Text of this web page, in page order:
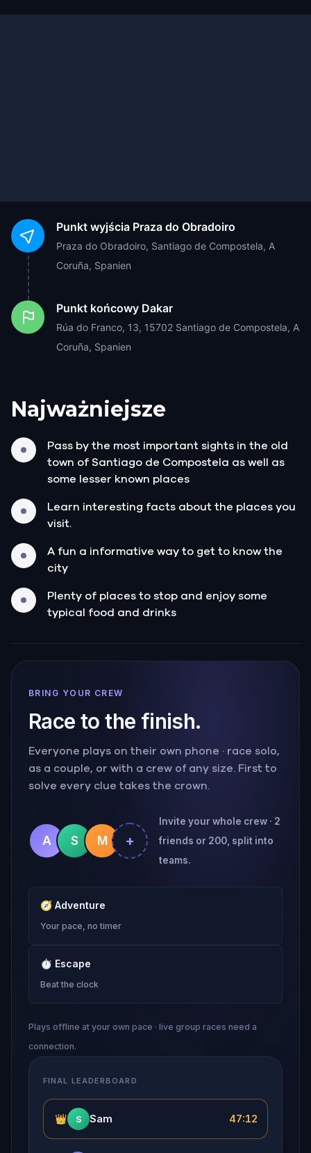
Punkt wyjścia Praza do Obradoiro
Praza do Obradoiro, Santiago de Compostela, A
Coruña, Spanien
Punkt końcowy Dakar
Rúa do Franco, 13, 15702 Santiago de Compostela, A
Coruña, Spanien
Najważniejsze
Pass by the most important sights in the old
town of Santiago de Compostela as well as
some lesser known places
Learn interesting facts about the places you
visit.
A fun a informative way to get to know the
city
Plenty of places to stop and enjoy some
typical food and drinks
BRING YOUR CREW
Race to the finish.
Everyone plays on their own phone · race solo,
as a couple, or with a crew of any size. First to
solve every clue takes the crown.
A S M +
Invite your whole crew · 2
friends or 200, split into
teams.
🧭 Adventure
Your pace, no timer
⏱ Escape
Beat the clock
Plays offline at your own pace · live group races need a
connection.
FINAL LEADERBOARD
👑 S Sam 47:12